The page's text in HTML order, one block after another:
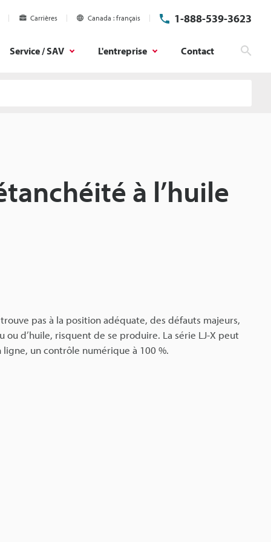
Carrières Canada français 1-888-539-3623
Service / SAV L'entreprise Contact
à l’huile
pas à la position adéquate, des défauts majeurs,
ou d’huile, risquent de se produire. La série LJ-X peut
un contrôle numérique à 100 %.